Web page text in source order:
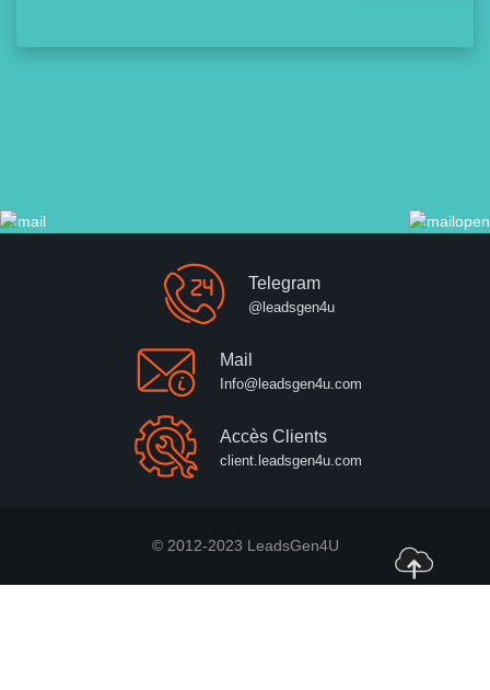
Telegram
@leadsgen4u
Mail
Info@leadsgen4u.com
Accès Clients
client.leadsgen4u.com
© 2012-2023 LeadsGen4U